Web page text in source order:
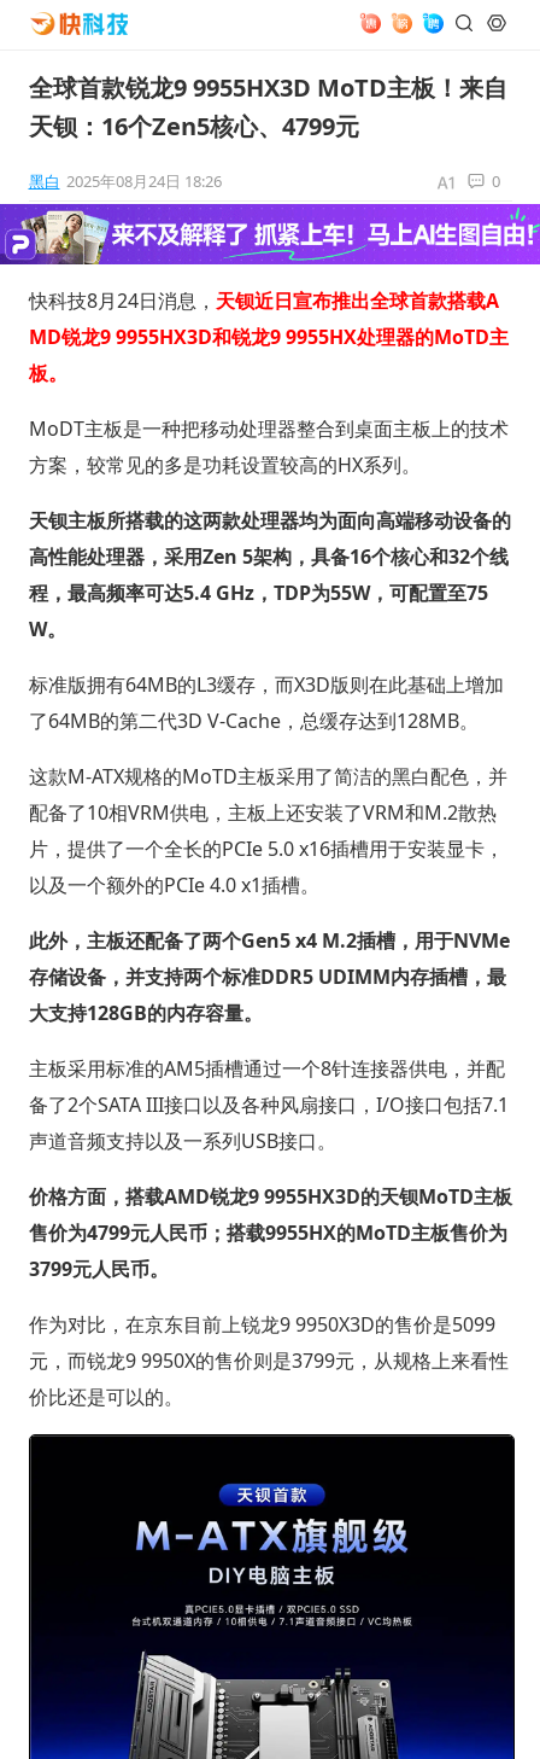
全球首款锐龙9 9955HX3D MoTD主板！来自
天钡：16个Zen5核心、4799元
黑白 2025年08月24日 18:26 0
快科技8月24日消息， 天钡近日宣布推出全球首款搭载A
MD锐龙9 9955HX3D和锐龙9 9955HX处理器的MoTD主
板。
MoDT主板是一种把移动处理器整合到桌面主板上的技术
方案，较常见的多是功耗设置较高的HX系列。
天钡主板所搭载的这两款处理器均为面向高端移动设备的
高性能处理器，采用Zen 5架构，具备16个核心和32个线
程，最高频率可达5.4 GHz，TDP为55W，可配置至75
W。
标准版拥有64MB的L3缓存，而X3D版则在此基础上增加
了64MB的第二代3D V-Cache，总缓存达到128MB。
这款M-ATX规格的MoTD主板采用了简洁的黑白配色，并
配备了10相VRM供电，主板上还安装了VRM和M.2散热
片，提供了一个全长的PCIe 5.0 x16插槽用于安装显卡，
以及一个额外的PCIe 4.0 x1插槽。
此外，主板还配备了两个Gen5 x4 M.2插槽，用于NVMe
存储设备，并支持两个标准DDR5 UDIMM内存插槽，最
大支持128GB的内存容量。
主板采用标准的AM5插槽通过一个8针连接器供电，并配
备了2个SATA III接口以及各种风扇接口，I/O接口包括7.1
声道音频支持以及一系列USB接口。
价格方面，搭载AMD锐龙9 9955HX3D的天钡MoTD主板
售价为4799元人民币；搭载9955HX的MoTD主板售价为
3799元人民币。
作为对比，在京东目前上锐龙9 9950X3D的售价是5099
元，而锐龙9 9950X的售价则是3799元，从规格上来看性
价比还是可以的。